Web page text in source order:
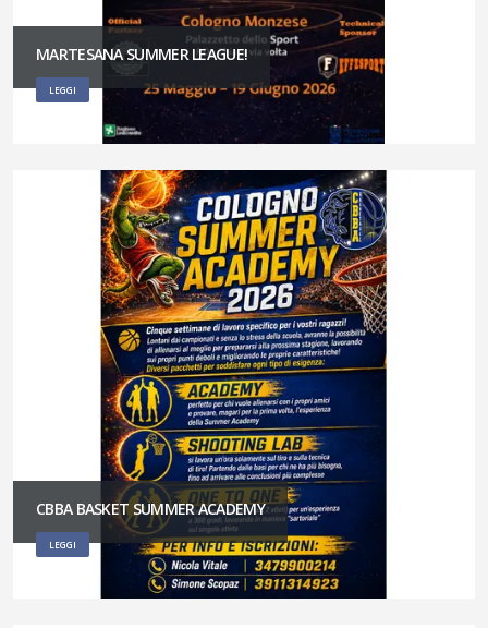
MARTESANA SUMMER LEAGUE!
LEGGI
CBBA BASKET SUMMER ACADEMY
LEGGI